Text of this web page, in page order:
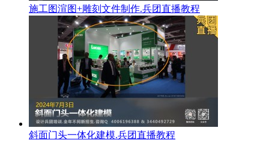
施工图渲图+雕刻文件制作.兵团直播教程
斜面门头一体化建模.兵团直播教程